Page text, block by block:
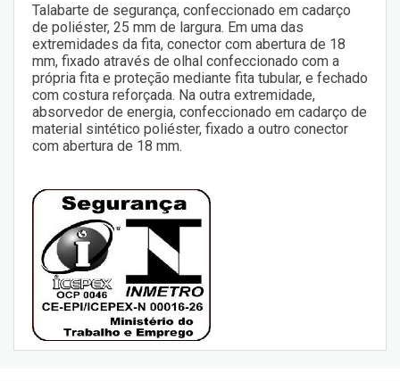
Talabarte de segurança, confeccionado em cadarço
de poliéster, 25 mm de largura. Em uma das
extremidades da fita, conector com abertura de 18
mm, fixado através de olhal confeccionado com a
própria fita e proteção mediante fita tubular, e fechado
com costura reforçada. Na outra extremidade,
absorvedor de energia, confeccionado em cadarço de
material sintético poliéster, fixado a outro conector
com abertura de 18 mm.